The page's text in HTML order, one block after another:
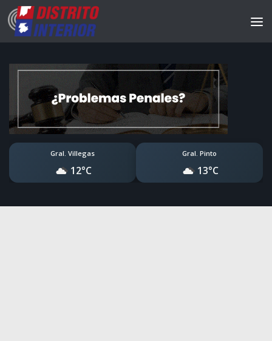
Gral. Villegas
12°C
Gral. Pinto
13°C